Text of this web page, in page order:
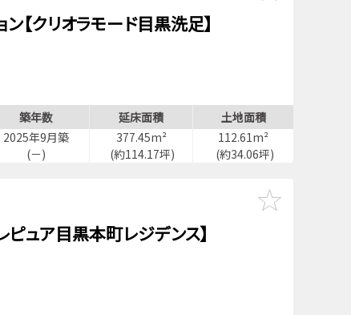
【クリオラモード目黒洗足】
築年数 延床面積 土地面積
2025年9月築
(－)
377.45m²
(約114.17坪)
112.61m²
(約34.06坪)
ュア目黒本町レジデンス】